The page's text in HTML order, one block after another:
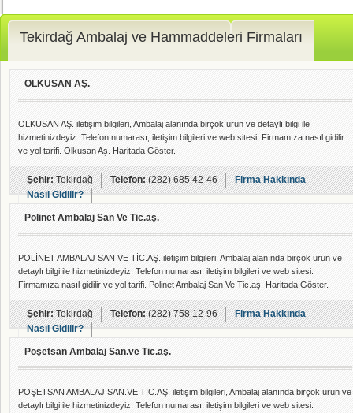
Tekirdağ Ambalaj ve Hammaddeleri Firmaları
OLKUSAN AŞ.
OLKUSAN AŞ. iletişim bilgileri, Ambalaj alanında birçok ürün ve detaylı bilgi ile
hizmetinizdeyiz. Telefon numarası, iletişim bilgileri ve web sitesi. Firmamıza nasıl gidilir
ve yol tarifi. Olkusan Aş. Haritada Göster.
Şehir:Tekirdağ Telefon:(282) 685 42-46
Firma Hakkında
Nasıl Gidilir?
Polinet Ambalaj San Ve Tic.aş.
POLİNET AMBALAJ SAN VE TİC.AŞ. iletişim bilgileri, Ambalaj alanında birçok ürün ve
detaylı bilgi ile hizmetinizdeyiz. Telefon numarası, iletişim bilgileri ve web sitesi.
Firmamıza nasıl gidilir ve yol tarifi. Polinet Ambalaj San Ve Tic.aş. Haritada Göster.
Şehir:Tekirdağ Telefon:(282) 758 12-96
Firma Hakkında
Nasıl Gidilir?
Poşetsan Ambalaj San.ve Tic.aş.
POŞETSAN AMBALAJ SAN.VE TİC.AŞ. iletişim bilgileri, Ambalaj alanında birçok ürün ve
detaylı bilgi ile hizmetinizdeyiz. Telefon numarası, iletişim bilgileri ve web sitesi.